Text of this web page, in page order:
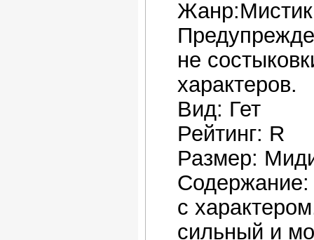
не
характеров.
Вид: Гет
Рейтинг: R
Размер:
с
сильный и